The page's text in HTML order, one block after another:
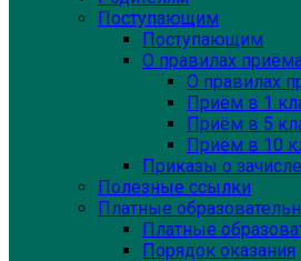
Поступающим
Поступающим
О правилах
О правилах
Приём в 1
Приём в 5
Приём в 10
Приказы о
Полезные ссылки
Платные
Платные
Порядок оказания